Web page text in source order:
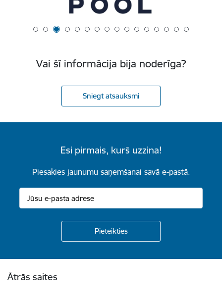
Vai šī informācija bija noderīga?
Sniegt atsauksmi
Esi pirmais, kurš uzzina!
Piesakies jaunumu saņemšanai savā e-pastā.
Ātrās saites